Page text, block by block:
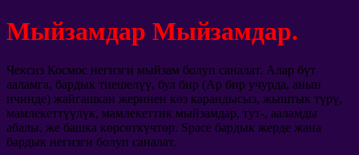
Мыйзамдар Мыйзамдар.
Чексиз Космос негизги мыйзам болуп саналат. Алар бүт
ааламга, бардык тиешелүү, бул бир (Ар бир учурда, анын
ичинде) жайгашкан жеринен көз карандысыз, жыштык түрү,
мамлекеттүүлүк, мамлекеттик мыйзамдар, тут-, ааламды
абалы, же башка көрсөткүчтөр. Space бардык жерде жана
бардык негизги болуп саналат.